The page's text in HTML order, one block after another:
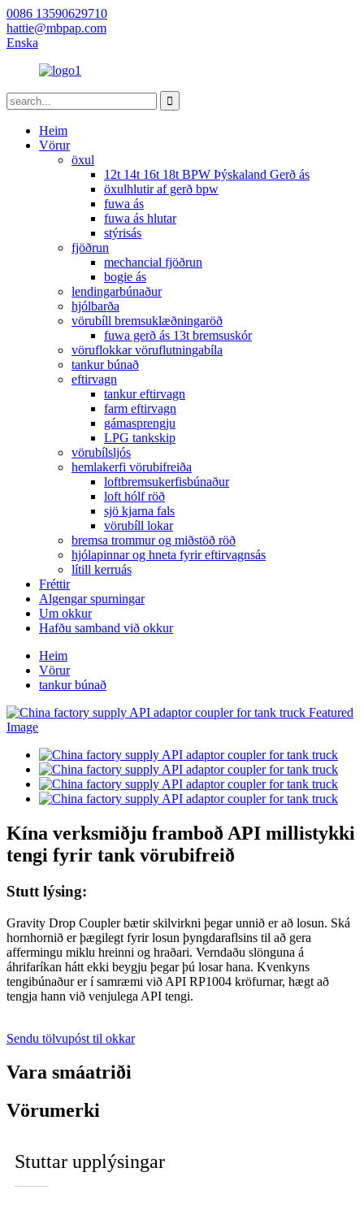
0086 13590629710
hattie@mbpap.com
Enska
Heim
Vörur
öxul
12t 14t 16t 18t BPW Þýskaland Gerð ás
öxulhlutir af gerð bpw
fuwa ás
fuwa ás hlutar
stýrisás
fjöðrun
mechancial fjöðrun
bogie ás
lendingarbúnaður
hjólbarða
vörubíll bremsuklæðningaröð
fuwa gerð ás 13t bremsuskór
vöruflokkar vöruflutningabíla
tankur búnað
eftirvagn
tankur eftirvagn
farm eftirvagn
gámasprengju
LPG tankskip
vörubílsljós
hemlakerfi vörubifreiða
loftbremsukerfisbúnaður
loft hólf röð
sjö kjarna fals
vörubíll lokar
bremsa trommur og miðstöð röð
hjólapinnar og hneta fyrir eftirvagnsás
lítill kerruás
Fréttir
Algengar spurningar
Um okkur
Hafðu samband við okkur
Heim
Vörur
tankur búnað
Kína verksmiðju framboð API millistykki
tengi fyrir tank vörubifreið
Stutt lýsing:
Gravity Drop Coupler bætir skilvirkni þegar unnið er að losun. Ská
hornhornið er þægilegt fyrir losun þyngdaraflsins til að gera
affermingu miklu hreinni og hraðari. Verndaðu slönguna á
áhrifaríkan hátt ekki beygju þegar þú losar hana. Kvenkyns
tengibúnaður er í samræmi við API RP1004 kröfurnar, hægt að
tengja hann við venjulega API tengi.
Sendu tölvupóst til okkar
Vara smáatriði
Vörumerki
Stuttar upplýsingar